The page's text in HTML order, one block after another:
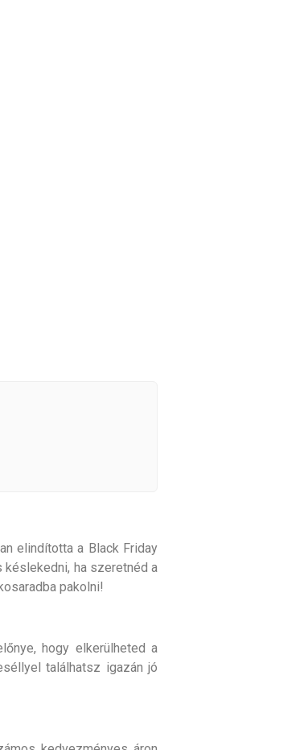
elindította a Black Friday
ha szeretnéd a
pakolni!
hogy elkerülheted a
találhatsz igazán jó